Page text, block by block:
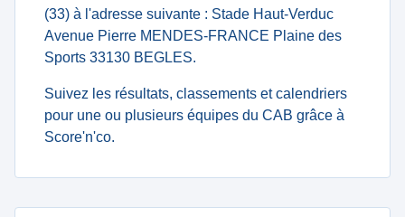
(33) à l'adresse suivante : Stade Haut-Verduc
Avenue Pierre MENDES-FRANCE Plaine des
Sports 33130 BEGLES.
Suivez les résultats, classements et calendriers
pour une ou plusieurs équipes du CAB grâce à
Score'n'co.